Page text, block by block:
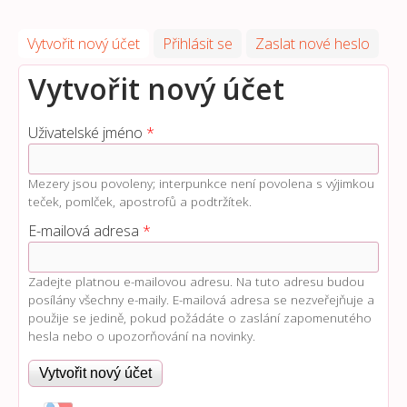
Vytvořit nový účet (aktivní záložka)
Přihlásit se Zaslat nové heslo
Vytvořit nový účet
Uživatelské jméno *
Mezery jsou povoleny; interpunkce není povolena s výjimkou
teček, pomlček, apostrofů a podtržítek.
E-mailová adresa *
Zadejte platnou e-mailovou adresu. Na tuto adresu budou
posílány všechny e-maily. E-mailová adresa se nezveřejňuje a
použije se jedině, pokud požádáte o zaslání zapomenutého
hesla nebo o upozorňování na novinky.